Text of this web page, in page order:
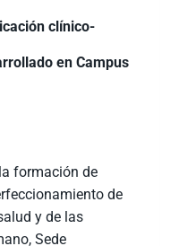
clínico-
en Campus
formación de
de
y de las
Sede